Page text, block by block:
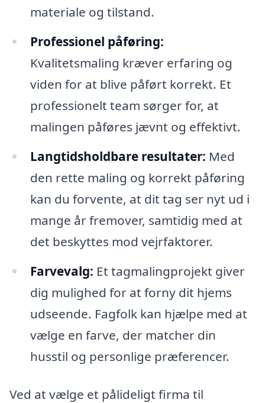
materiale og tilstand.
Professionel påføring:
Kvalitetsmaling kræver erfaring og
viden for at blive påført korrekt. Et
professionelt team sørger for, at
malingen påføres jævnt og effektivt.
Langtidsholdbare resultater: Med
den rette maling og korrekt påføring
kan du forvente, at dit tag ser nyt ud i
mange år fremover, samtidig med at
det beskyttes mod vejrfaktorer.
Farvevalg: Et tagmalingprojekt giver
dig mulighed for at forny dit hjems
udseende. Fagfolk kan hjælpe med at
vælge en farve, der matcher din
husstil og personlige præferencer.
Ved at vælge et pålideligt firma til